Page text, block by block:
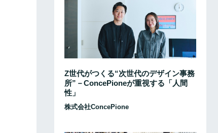
Z世代がつくる“次世代のデザイン事務
所”－ConcePioneが重視する「人間
性」
株式会社ConcePione